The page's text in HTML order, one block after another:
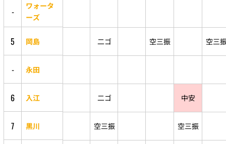
-
ワォータ
ーズ
5 岡島 二ゴ 空三振 空三
- 永田
6 入江 二ゴ 中安
7 黒川 空三振 空三振